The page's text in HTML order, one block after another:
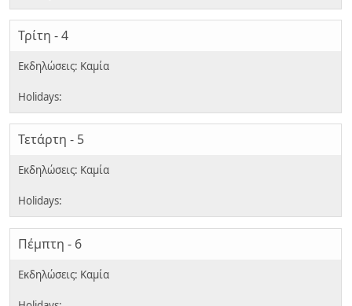
Τρίτη - 4
Τετάρτη - 5
Πέμπτη - 6